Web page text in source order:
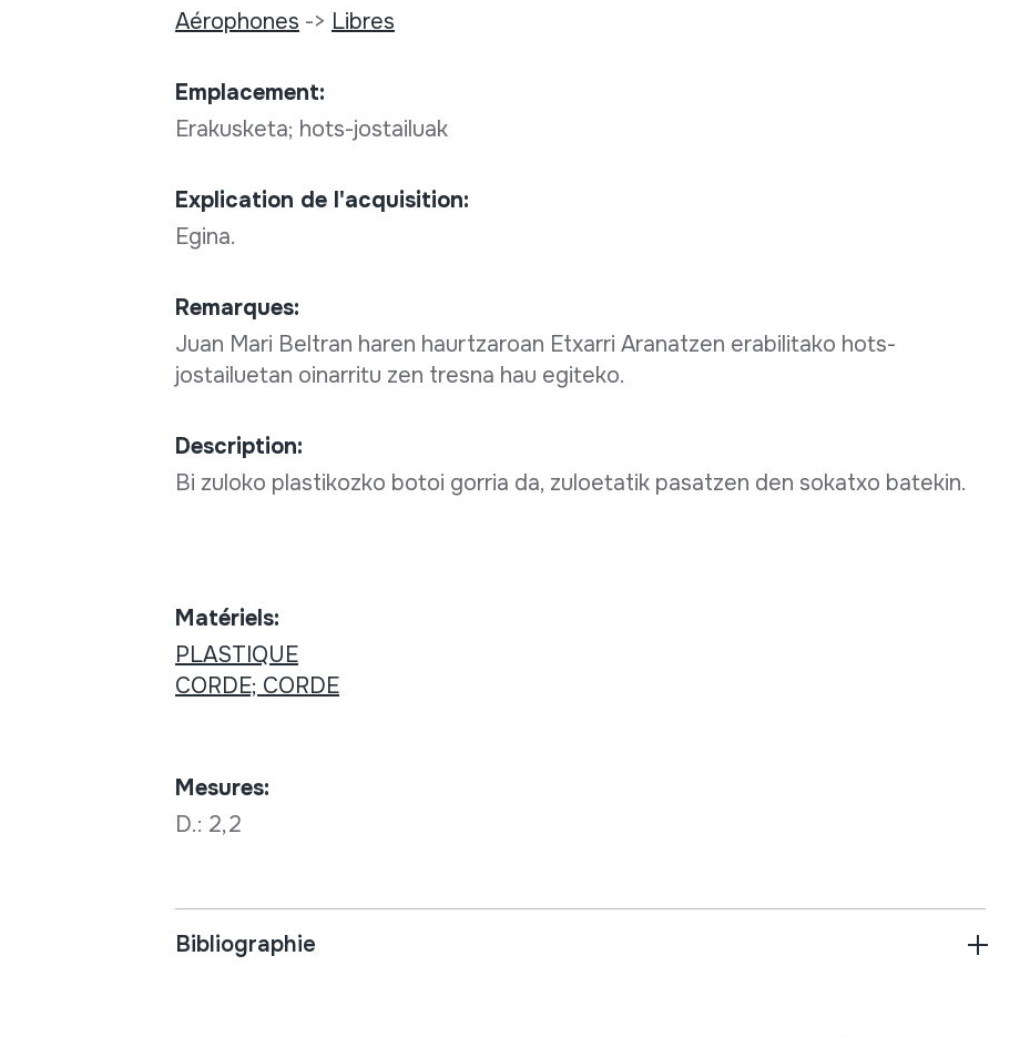
Aérophones -> Libres
Emplacement:
Erakusketa; hots-jostailuak
Explication de l'acquisition:
Egina.
Remarques:
Juan Mari Beltran haren haurtzaroan Etxarri Aranatzen erabilitako hots-
jostailuetan oinarritu zen tresna hau egiteko.
Description:
Bi zuloko plastikozko botoi gorria da, zuloetatik pasatzen den sokatxo batekin.
Matériels:
PLASTIQUE
CORDE; CORDE
Mesures:
D.: 2,2
Bibliographie